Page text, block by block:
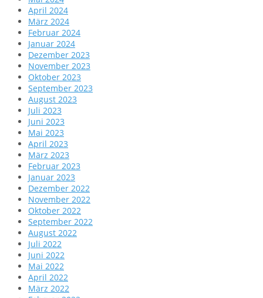
April 2024
März 2024
Februar 2024
Januar 2024
Dezember 2023
November 2023
Oktober 2023
September 2023
August 2023
Juli 2023
Juni 2023
Mai 2023
April 2023
März 2023
Februar 2023
Januar 2023
Dezember 2022
November 2022
Oktober 2022
September 2022
August 2022
Juli 2022
Juni 2022
Mai 2022
April 2022
März 2022